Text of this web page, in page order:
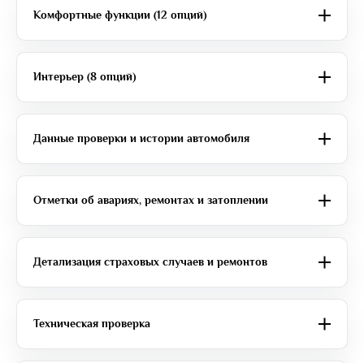
Комфортные функции (12 опций)
Интерьер (8 опций)
Данные проверки и истории автомобиля
Отметки об авариях, ремонтах и затоплении
Детализация страховых случаев и ремонтов
Техническая проверка